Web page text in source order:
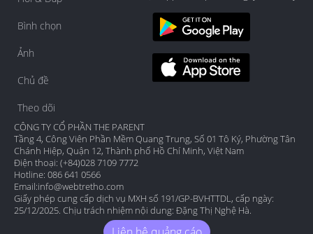
Bình chọn
Ảnh
Chủ đề
Theo dõi
CÔNG TY CỔ PHẦN THE PARENT
Tầng 4, Công Viên Phần Mềm Quang Trung, Số 01 Tô Ký, Phường Tân
Chánh Hiệp, Quận 12, Thành phố Hồ Chí Minh, Việt Nam
Điện thoại: (+84)028 7109 7772
Hotline: 086 641 0566
Email:info@webtretho.com
Giấy phép cung cấp dịch vụ MXH số 191/GP-BVHTTDL, cấp ngày:
25/12/2025. Chịu trách nhiệm nội dung: Đặng Thị Nghệ Hà.